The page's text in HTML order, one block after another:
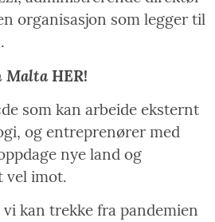
organisasjon som legger til
Malta HER!
som kan arbeide eksternt
og entreprenører med
nye land og
vel imot.
kan trekke fra pandemien